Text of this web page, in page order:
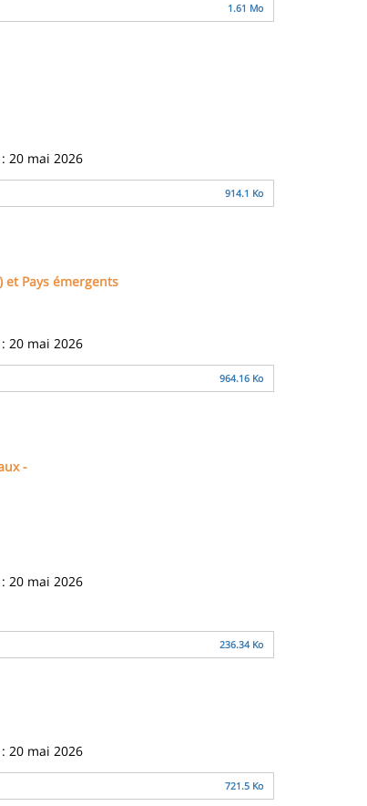
1.61 Mo
20 mai 2026
914.1 Ko
et Pays émergents
20 mai 2026
964.16 Ko
-
20 mai 2026
236.34 Ko
20 mai 2026
721.5 Ko